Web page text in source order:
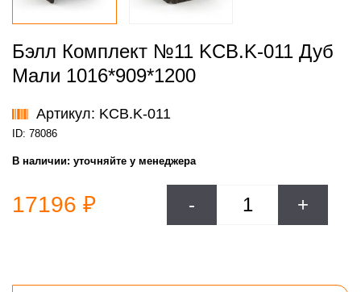
Бэлл Комплект №11 KCB.K-011 Дуб
Мали 1016*909*1200
Артикул: KCB.K-011
ID: 78086
В наличии: уточняйте у менеджера
17196 ₽ - +